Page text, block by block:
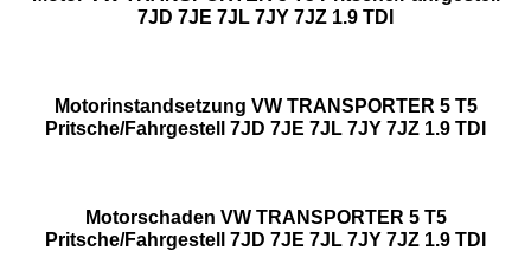
7JD 7JE 7JL 7JY 7JZ 1.9 TDI
Motorinstandsetzung VW TRANSPORTER 5 T5
Pritsche/Fahrgestell 7JD 7JE 7JL 7JY 7JZ 1.9 TDI
Motorschaden VW TRANSPORTER 5 T5
Pritsche/Fahrgestell 7JD 7JE 7JL 7JY 7JZ 1.9 TDI